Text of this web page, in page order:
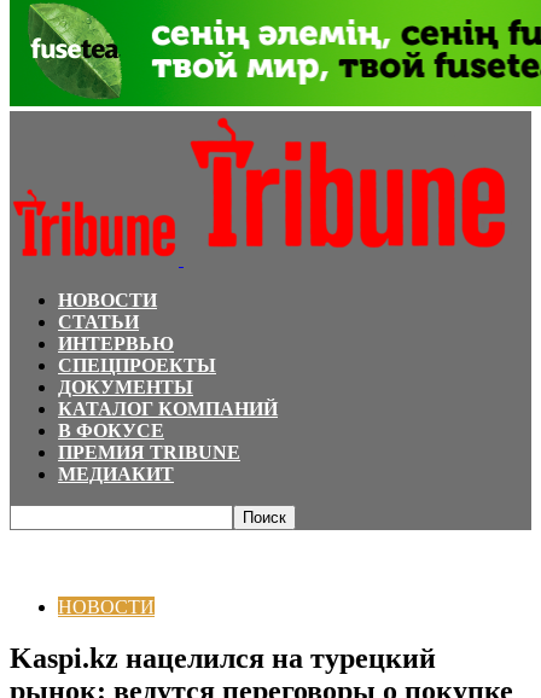
НОВОСТИ
СТАТЬИ
ИНТЕРВЬЮ
СПЕЦПРОЕКТЫ
ДОКУМЕНТЫ
КАТАЛОГ КОМПАНИЙ
В ФОКУСЕ
ПРЕМИЯ TRIBUNE
МЕДИАКИТ
НОВОСТИ
Kaspi.kz нацелился на турецкий
рынок: ведутся переговоры о покупке